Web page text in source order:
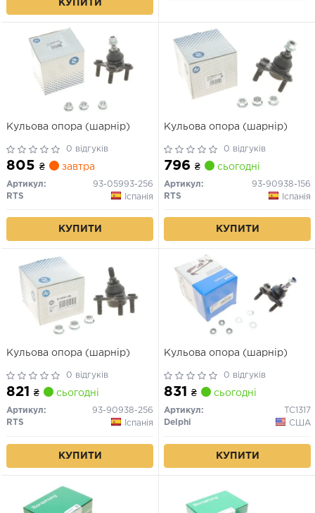
КУПИТИ
Кульова опора (шарнір)
0 відгуків
805 ₴ завтра
Артикул:
93-05993-256
RTS
Іспанія
КУПИТИ
Кульова опора (шарнір)
0 відгуків
796 ₴ сьогодні
Артикул:
93-90938-156
RTS
Іспанія
КУПИТИ
Кульова опора (шарнір)
0 відгуків
821 ₴ сьогодні
Артикул:
93-90938-256
RTS
Іспанія
КУПИТИ
Кульова опора (шарнір)
0 відгуків
831 ₴ сьогодні
Артикул:
TC1317
Delphi
США
КУПИТИ